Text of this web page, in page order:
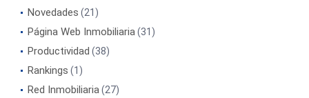
Novedades (21)
Página Web Inmobiliaria(31)
Productividad (38)
Rankings (1)
Red Inmobiliaria(27)